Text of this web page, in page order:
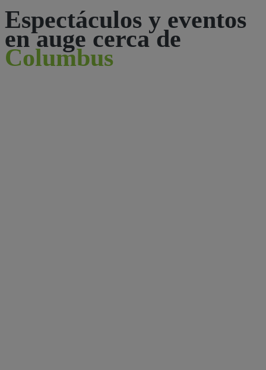
Espectáculos y eventos
en auge cerca de
Columbus